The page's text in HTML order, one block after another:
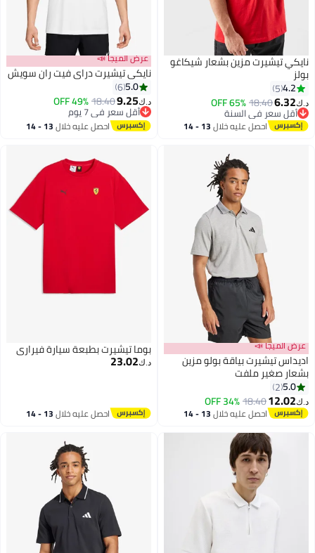
نايكي تيشيرت مزين بشعار شيكاغو
بولز
4.2
5
د.ك‏6.32
18.40
65% OFF
أقل سعر في السنة
أقل سعر في السنة
احصل عليه خلال 13 - 14
8
عرض الميجا 📣
نايكي تيشيرت دراي فيت ران سويش
5.0
6
د.ك‏9.25
18.40
49% OFF
أقل سعر في 7 يوم
أقل سعر في 7 يوماحصل عليه خلال 13 - 14
3
عرض الميجا 📣
اديداس تيشيرت بياقة بولو مزين
بشعار صغير ملفت
5.0
2
د.ك‏12.02
18.40
34% OFF
احصل عليه خلال 13 - 14
بوما تيشيرت بطبعة سيارة فيراري
د.ك‏23.02
احصل عليه خلال 13 - 14